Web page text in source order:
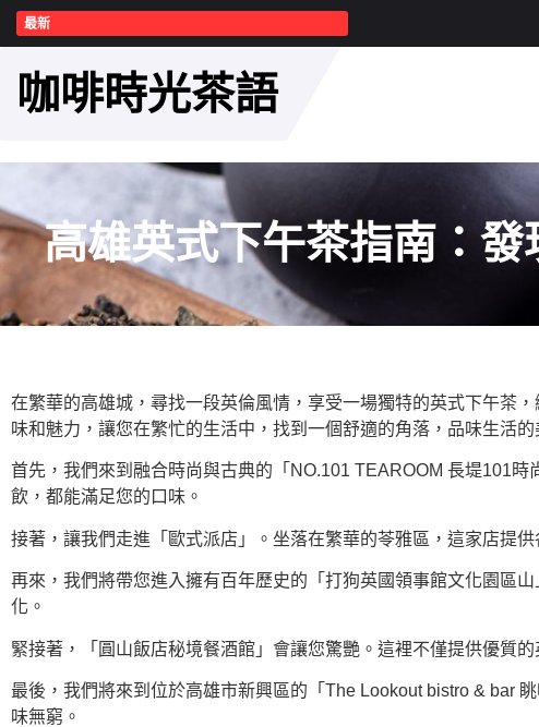
最新
咖啡時光茶語
高雄英式下午茶指南：
在繁華的高雄城，尋找一段英倫風情，享受一場獨特的英式下午茶
味和魅力，讓您在繁忙的生活中，找到一個舒適的角落，品味生活的
首先，我們來到融合時尚與古典的「NO.101 TEAROOM 長堤101
飲，都能滿足您的口味。
接著，讓我們走進「歐式派店」。坐落在繁華的苓雅區，這家店提
再來，我們將帶您進入擁有百年歷史的「打狗英國領事館文化園區
化。
緊接著，「圓山飯店秘境餐酒館」會讓您驚艷。這裡不僅提供優質
最後，我們將來到位於高雄市新興區的「The Lookout bistro & bar
味無窮。